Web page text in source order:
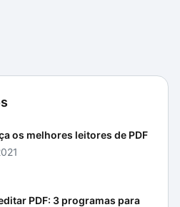
os melhores leitores de PDF
PDF: 3 programas para